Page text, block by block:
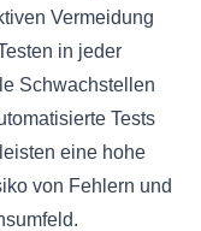
Vermeidung
in jeder
Schwachstellen
Tests
eine hohe
von Fehlern und